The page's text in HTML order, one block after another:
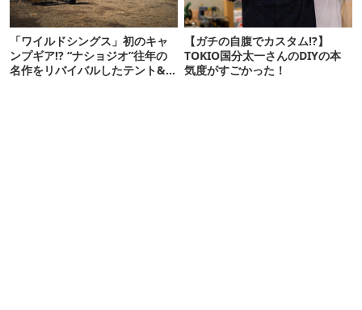
「ワイルドシングス」初のキャ
ンプギア!? “ナショジオ”往年の
名作をリバイバルしたテント&タ
【ガチの自腹でカスタム!?】
TOKIO国分太一さんのDIYの本
気度がすごかった！